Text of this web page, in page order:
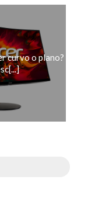
curvo o plano?